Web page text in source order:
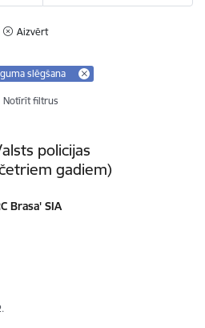
Aizvērt
slēgšana
Notīrīt filtrus
policijas
gadiem)
Brasa' SIA